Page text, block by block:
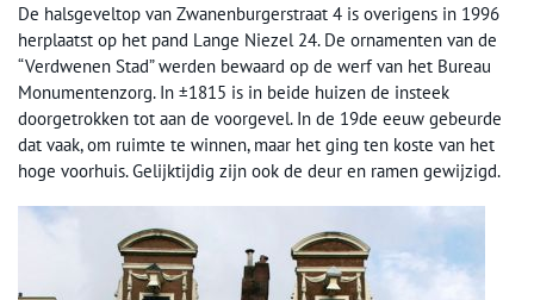
De halsgeveltop van Zwanenburgerstraat 4 is overigens in 1996
herplaatst op het pand Lange Niezel 24. De ornamenten van de
“Verdwenen Stad” werden bewaard op de werf van het Bureau
Monumentenzorg. In ±1815 is in beide huizen de insteek
doorgetrokken tot aan de voorgevel. In de 19de eeuw gebeurde
dat vaak, om ruimte te winnen, maar het ging ten koste van het
hoge voorhuis. Gelijktijdig zijn ook de deur en ramen gewijzigd.